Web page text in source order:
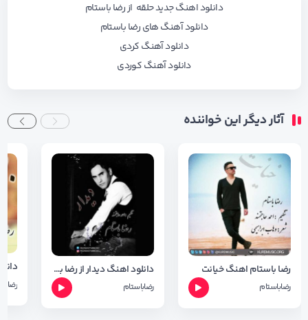
دانلود اهنگ جدید حلقه از رضا باستام
دانلود آهنگ های رضا باستام
دانلود آهنگ کردی
دانلود آهنگ کوردی
آثار دیگر این خواننده
رضا باستام اهنگ خیانت
رضاباستام
دانلود اهنگ دیدار از رضا باستام + متن و شعر
رضاباستام